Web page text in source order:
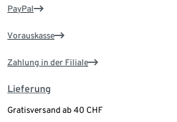
PayPal
Vorauskasse
Zahlung in der Filiale
Lieferung
Gratisversand ab 40 CHF